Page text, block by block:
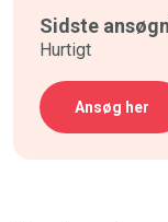
Sidste
Hurtigt
Ansøg her